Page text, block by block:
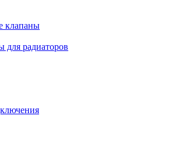
клапаны
для радиаторов